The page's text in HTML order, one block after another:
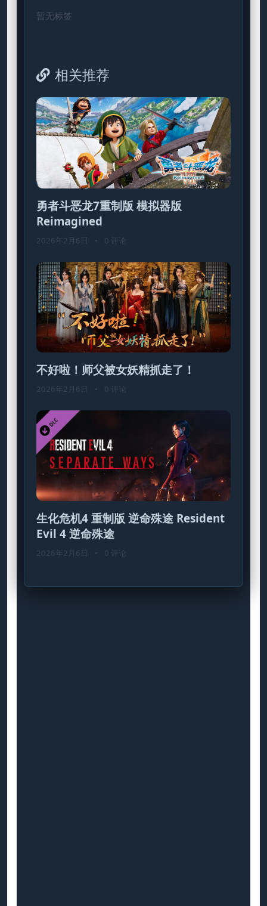
暂无标签
相关推荐
勇者斗恶龙7重制版 模拟器版
Reimagined
2026年2月6日 • 0 评论
不好啦！师父被女妖精抓走了！
2026年2月6日 • 0 评论
生化危机4 重制版 逆命殊途 Resident
Evil 4 逆命殊途
2026年2月6日 • 0 评论